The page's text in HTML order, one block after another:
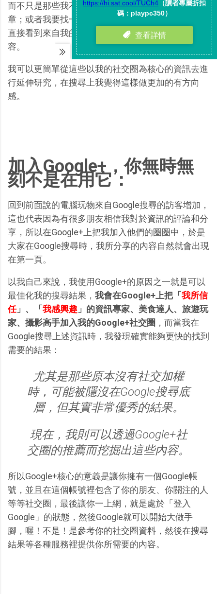
而不只是那些我不知道應不應該信任他們的網路文
章；或者我要找一個工作上相關的議題資訊，我可以
直接看到來自我的同事、我信任的專家所分享的內
容。
我可以更簡單從這些以我的社交圈為核心的資訊去進
行延伸研究，在搜尋上我覺得這樣做更加的有方向
感。
加入Google+，你無時無
刻不是在用它：
回到前面說的電腦玩物來自Google搜尋的訪客增加，
這也代表因為有很多朋友相信我對於資訊的評論和分
享，所以在Google+上把我加入他們的圈圈中，於是
大家在Google搜尋時，我所分享的內容自然就會出現
在第一頁。
以我自己來說，我使用Google+的原因之一就是可以
最佳化我的搜尋結果， 我會在Google+上把「 我所信
任」、「 我感興趣 」的資訊專家、美食達人、旅遊玩
家、攝影高手加入我的Google+社交圈 ，而當我在
Google搜尋上述資訊時，我發現確實能夠更快的找到
需要的結果：
尤其是那些原本沒有社交加權
時，可能被隱沒在Google搜尋底
層，但其實非常優秀的結果。
現在，我則可以透過Google+社
交圈的推薦而挖掘出這些內容。
所以Google+核心的意義是讓你擁有一個Google帳
號，並且在這個帳號裡包含了你的朋友、你關注的人
等等社交圈，最後讓你一上網，就是處於「登入
Google」的狀態，然後Google就可以開始大做手
腳，喔！不是！是參考你的社交圈資料，然後在搜尋
結果等各種服務裡提供你所需要的內容。